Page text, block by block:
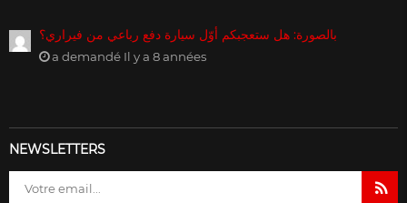
بالصورة: هل ستعجبكم أوّل سيارة دفع رباعي من فيراري؟
a demandé Il y a 8 années
NEWSLETTERS